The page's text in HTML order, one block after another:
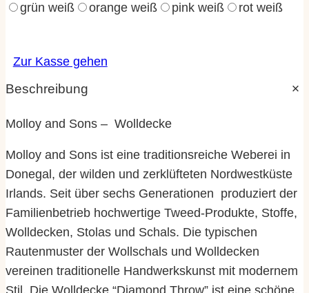
grün weiß
orange weiß pink weiß rot weiß
Zur Kasse gehen
Beschreibung
Molloy and Sons – Wolldecke
Molloy and Sons ist eine traditionsreiche Weberei in
Donegal, der wilden und zerklüfteten Nordwestküste
Irlands. Seit über sechs Generationen produziert der
Familienbetrieb hochwertige Tweed-Produkte, Stoffe,
Wolldecken, Stolas und Schals. Die typischen
Rautenmuster der Wollschals und Wolldecken
vereinen traditionelle Handwerkskunst mit modernem